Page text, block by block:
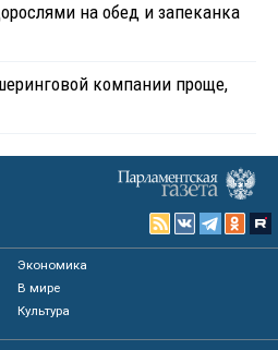
на обед и запеканка
компании проще,
Экономика
В мире
Культура